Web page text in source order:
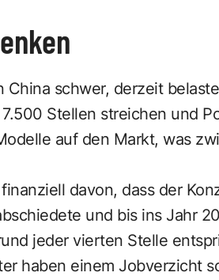
schwer, derzeit
Stellen streichen und
auf den Markt, was
davon, dass der
und bis ins Jahr
jeder vierten Stelle
haben einem Jobverzicht